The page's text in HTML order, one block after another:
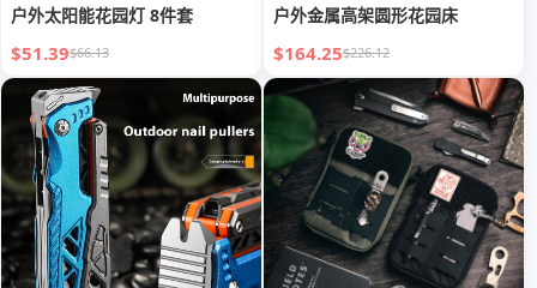
户外太阳能花园灯 8件套
$51.39$66.13
户外金属高架圆形花园床
$164.25$226.12